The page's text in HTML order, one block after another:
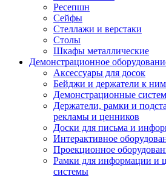
Ресепшн
Сейфы
Стеллажи и верстаки
Столы
Шкафы металлические
Демонстрационное
Аксессуары для досок
Бейджи и держатели к ним
Демонстрационные
Держатели, рамки и
рекламы и ценников
Доски для письма и
Интерактивное
Проекционное
Рамки для информации и
системы